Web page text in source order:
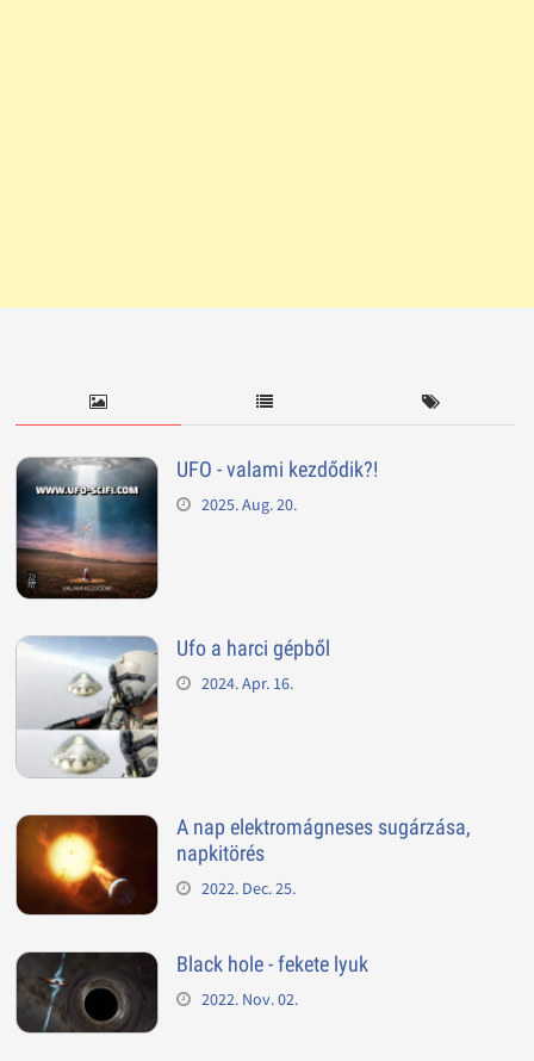
UFO - valami kezdődik?!
2025. Aug. 20.
Ufo a harci gépből
2024. Apr. 16.
A nap elektromágneses sugárzása,
napkitörés
2022. Dec. 25.
Black hole - fekete lyuk
2022. Nov. 02.